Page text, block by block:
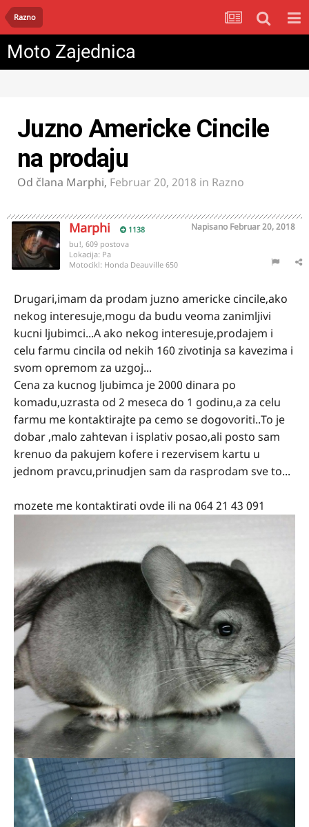
Razno
Moto Zajednica
Juzno Americke Cincile
na prodaju
Od člana Marphi, Februar 20, 2018 in Razno
Marphi 1138 Napisano Februar 20, 2018
bu!, 609 postova
Lokacija: Pa
Motocikl: Honda Deauville 650
Drugari,imam da prodam juzno americke cincile,ako
nekog interesuje,mogu da budu veoma zanimljivi
kucni ljubimci...A ako nekog interesuje,prodajem i
celu farmu cincila od nekih 160 zivotinja sa kavezima i
svom opremom za uzgoj...
Cena za kucnog ljubimca je 2000 dinara po
komadu,uzrasta od 2 meseca do 1 godinu,a za celu
farmu me kontaktirajte pa cemo se dogovoriti..To je
dobar ,malo zahtevan i isplativ posao,ali posto sam
krenuo da pakujem kofere i rezervisem kartu u
jednom pravcu,prinudjen sam da rasprodam sve to...
mozete me kontaktirati ovde ili na 064 21 43 091